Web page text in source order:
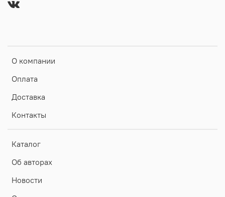
О компании
Оплата
Доставка
Контакты
Каталог
Об авторах
Новости